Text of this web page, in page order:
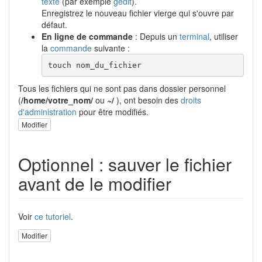
Enregistrez le nouveau fichier vierge qui s'ouvre par
défaut.
En ligne de commande : Depuis un terminal, utiliser
la commande suivante :
touch nom_du_fichier
Tous les fichiers qui ne sont pas dans dossier personnel
(/home/votre_nom/ ou ~/ ), ont besoin des droits
d'administration pour être modifiés.
Modifier
Optionnel : sauver le fichier
avant de le modifier
Voir ce tutoriel.
Modifier